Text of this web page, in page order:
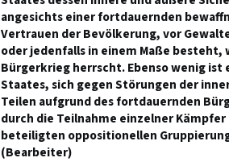
angesichts einer fortdauernden
Vertrauen der Bevölkerung, vor
oder jedenfalls in einem Maße
Bürgerkrieg herrscht. Ebenso wenig ist
Staates, sich gegen Störungen der
Teilen aufgrund des fortdauernden
durch die Teilnahme einzelner
beteiligten oppositionellen
(Bearbeiter)